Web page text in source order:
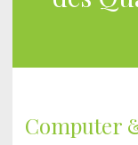
Computer